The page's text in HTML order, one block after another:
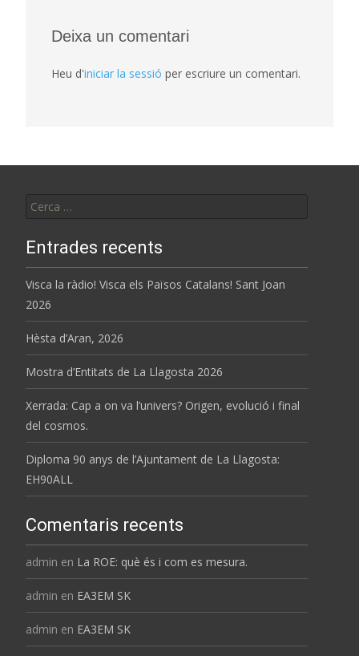
Deixa un comentari
Heu d'iniciar la sessió per escriure un comentari.
Entrades recents
Visca la ràdio! Visca els Països Catalans! Sant Joan
2026
Hèsta d’Aran, 2026
Mostra d’Entitats de La Llagosta 2026
Xerrada: Cap a on va l’univers? Origen, evolució i final
del cosmos.
Diploma 90 anys de l’Ajuntament de La Llagosta:
EH90ALL
Comentaris recents
admin en La ROE: què és i com es mesura.
admin en EA3EM SK
admin en EA3EM SK